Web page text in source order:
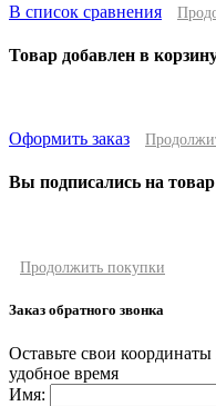
В список сравнения
Товар добавлен в
Оформить заказ
Вы подписались на товар
Продолжить покупки
Заказ обратного звонка
Оставьте свои
удобное время
Имя: